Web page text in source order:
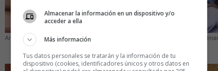
Amigos jugando con mi hija, Beirut, Líbano, Junio de 2014. Foto:
Almacenar la información en un dispositivo y/o
acceder a ella
Más información
Tus datos personales se tratarán y la información de tu
dispositivo (cookies, identificadores únicos y otros datos en